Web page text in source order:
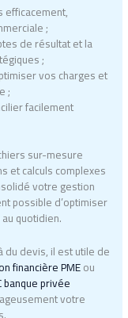
;
de résultat et la
;
vos charges et
;
facilement
sur-mesure
et calculs complexes
votre gestion
possible d’optimiser
quotidien.
du devis, il est utile de
financière PMEou
banque privée
votre